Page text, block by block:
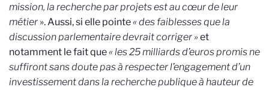
mission, la recherche par projets est au cœur de leur
métier ». Aussi, si elle pointe« des faiblesses que la
discussion parlementaire devrait corriger »et
notamment le fait que« les 25 milliards d’euros promis ne
suffiront sans doute pas à respecter l’engagement d’un
investissement dans la recherche publique à hauteur de